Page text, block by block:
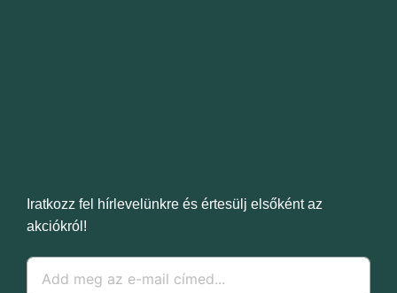
Iratkozz fel hírlevelünkre és értesülj elsőként az
akciókról!